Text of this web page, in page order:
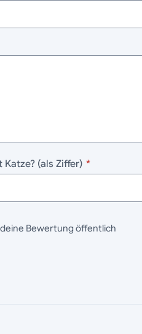
(als Ziffer) *
Bewertung öffentlich